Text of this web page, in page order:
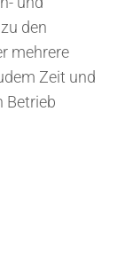
den
mehrere
Zeit und
Betrieb